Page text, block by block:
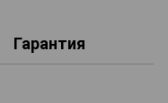
Гарантия